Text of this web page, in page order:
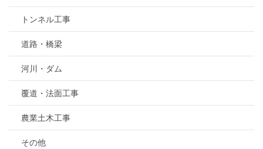
トンネル工事
道路・橋梁
河川・ダム
覆道・法面工事
農業土木工事
その他